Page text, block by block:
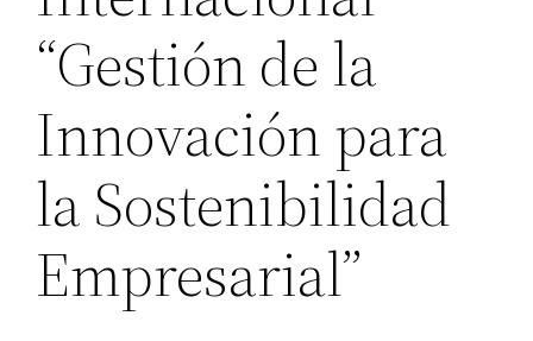
“Gestión de la
Innovación para
la Sostenibilidad
Empresarial”